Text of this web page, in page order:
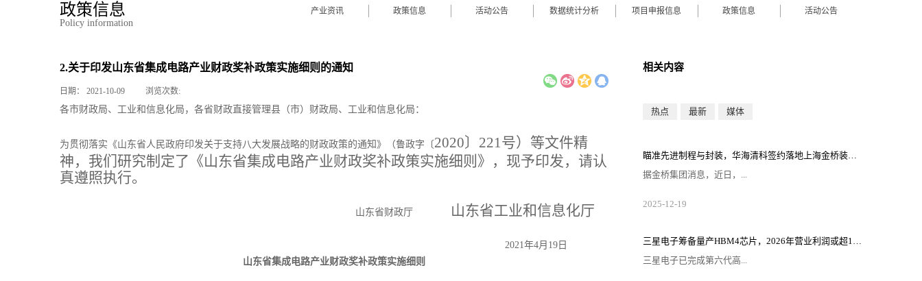
政策信息
Policy information
产业资讯 政策信息 活动公告 数据统计分析 项目申报信息 政策信息 活动公告
2.关于印发山东省集成电路产业财政奖补政策实施细则的通知
日期： 2021-10-09 浏览次数:
各市财政局、工业和信息化局，各省财政直接管理县（市）财政局、工业和信息化局：
为贯彻落实《山东省人民政府印发关于支持八大发展战略的财政政策的通知》（鲁政字〔 2020〕221号）等文件精
神，我们研究制定了《山东省集成电路产业财政奖补政策实施细则》，现予印发，请认
真遵照执行。
山东省财政厅 山东省工业和信息化厅
2021年4月19日
山东省集成电路产业财政奖补政策实施细则
相关内容
热点 最新 媒体
瞄准先进制程与封装，华海清科签约落地上海金桥装备小镇
据金桥集团消息，近日，...
华海清科（上海）半导体有限公司（以下简称“华海清
科”）签约落地金桥装备小镇·集创园。华海清科此次落
进制程和先进封装领域的集成电路高端装备。项目落地
后，补齐上海集成电路装备的品类，为上海集成电路产
业发展战略添砖加瓦。据介绍，此次落地金桥装备小
镇，华海清科在上海布局的主要业务...
2025-12-19
三星电子筹备量产HBM4芯片，2026年营业利润或超100万亿韩元
三星电子已完成第六代高...